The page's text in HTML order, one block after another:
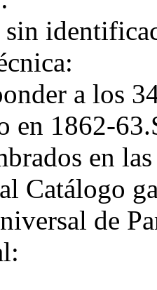
sin
a los
en 1862-
en
Catálogo
de